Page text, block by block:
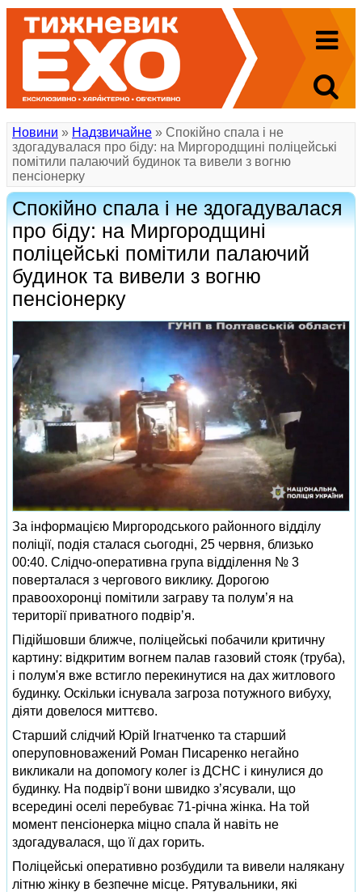
Новини » Надзвичайне » Спокійно спала і не
здогадувалася про біду: на Миргородщині поліцейські
помітили палаючий будинок та вивели з вогню
пенсіонерку
Спокійно спала і не здогадувалася
про біду: на Миргородщині
поліцейські помітили палаючий
будинок та вивели з вогню
пенсіонерку
За інформацією Миргородського районного відділу
поліції, подія сталася сьогодні, 25 червня, близько
00:40. Слідчо-оперативна група відділення № 3
поверталася з чергового виклику. Дорогою
правоохоронці помітили заграву та полум’я на
території приватного подвір’я.
Підійшовши ближче, поліцейські побачили критичну
картину: відкритим вогнем палав газовий стояк (труба),
і полум'я вже встигло перекинутися на дах житлового
будинку. Оскільки існувала загроза потужного вибуху,
діяти довелося миттєво.
Старший слідчий Юрій Ігнатченко та старший
оперуповноважений Роман Писаренко негайно
викликали на допомогу колег із ДСНС і кинулися до
будинку. На подвір'ї вони швидко з’ясували, що
всередині оселі перебуває 71-річна жінка. На той
момент пенсіонерка міцно спала й навіть не
здогадувалася, що її дах горить.
Поліцейські оперативно розбудили та вивели налякану
літню жінку в безпечне місце. Рятувальники, які